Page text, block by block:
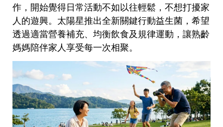
作，開始覺得日常活動不如以往輕鬆，不想打擾家
人的遊興。太陽星推出全新關鍵行動益生菌，希望
透過適當營養補充、均衡飲食及規律運動，讓熟齡
媽媽陪伴家人享受每一次相聚。